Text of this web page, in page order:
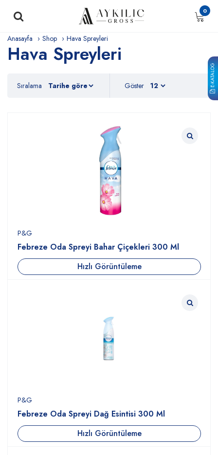
E-KATALOG
0
Anasayfa Shop Hava Spreyleri
Hava Spreyleri
Sıralama Göster
P&G
Febreze Oda Spreyi Bahar Çiçekleri 300 Ml
Hızlı Görüntüleme
P&G
Febreze Oda Spreyi Dağ Esintisi 300 Ml
Hızlı Görüntüleme